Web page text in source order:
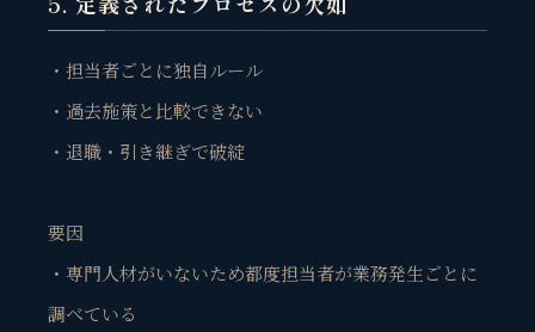
・担当者ごとに独自ルール
・過去施策と比較できない
・退職・引き継ぎで破綻
要因
・専門人材がいないため都度担当者が業務発生ごとに
調べている